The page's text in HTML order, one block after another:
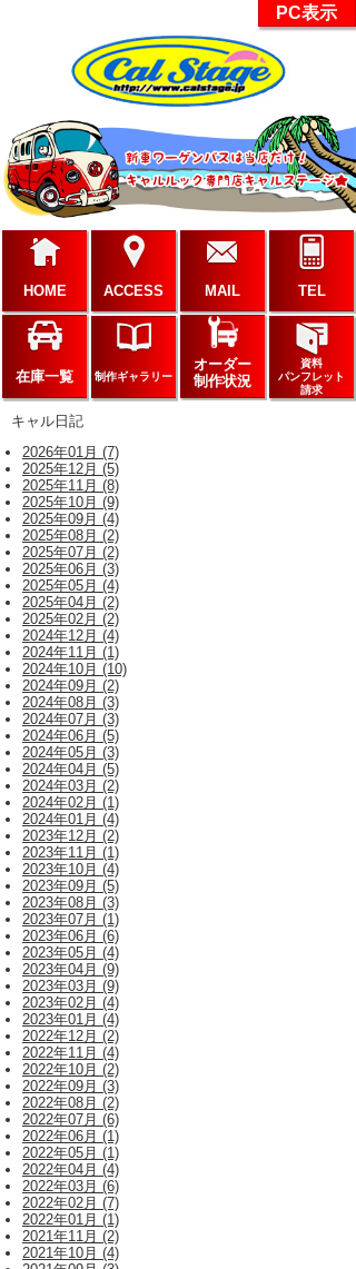
PC表示
HOME ACCESS MAIL TEL
在庫一覧 制作ギャラリー
オーダー
制作状況
資料
パンフレット
請求
キャル日記
2026年01月 (7)
2025年12月 (5)
2025年11月 (8)
2025年10月 (9)
2025年09月 (4)
2025年08月 (2)
2025年07月 (2)
2025年06月 (3)
2025年05月 (4)
2025年04月 (2)
2025年02月 (2)
2024年12月 (4)
2024年11月 (1)
2024年10月 (10)
2024年09月 (2)
2024年08月 (3)
2024年07月 (3)
2024年06月 (5)
2024年05月 (3)
2024年04月 (5)
2024年03月 (2)
2024年02月 (1)
2024年01月 (4)
2023年12月 (2)
2023年11月 (1)
2023年10月 (4)
2023年09月 (5)
2023年08月 (3)
2023年07月 (1)
2023年06月 (6)
2023年05月 (4)
2023年04月 (9)
2023年03月 (9)
2023年02月 (4)
2023年01月 (4)
2022年12月 (2)
2022年11月 (4)
2022年10月 (2)
2022年09月 (3)
2022年08月 (2)
2022年07月 (6)
2022年06月 (1)
2022年05月 (1)
2022年04月 (4)
2022年03月 (6)
2022年02月 (7)
2022年01月 (1)
2021年11月 (2)
2021年10月 (4)